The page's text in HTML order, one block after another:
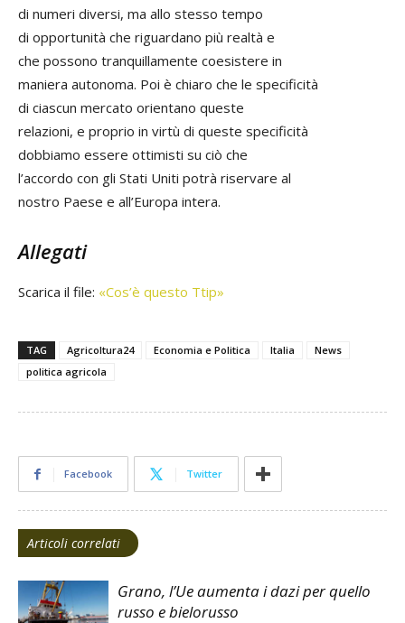
di numeri diversi, ma allo stesso tempo
di opportunità che riguardano più realtà e
che possono tranquillamente coesistere in
maniera autonoma. Poi è chiaro che le specificità
di ciascun mercato orientano queste
relazioni, e proprio in virtù di queste specificità
dobbiamo essere ottimisti su ciò che
l’accordo con gli Stati Uniti potrà riservare al
nostro Paese e all’Europa intera.
Allegati
Scarica il file: «Cos’è questo Ttip»
TAG Agricoltura24 Economia e Politica Italia
News
politica agricola
Facebook Twitter
Articoli correlati
Grano, l’Ue aumenta i dazi per quello
russo e bielorusso